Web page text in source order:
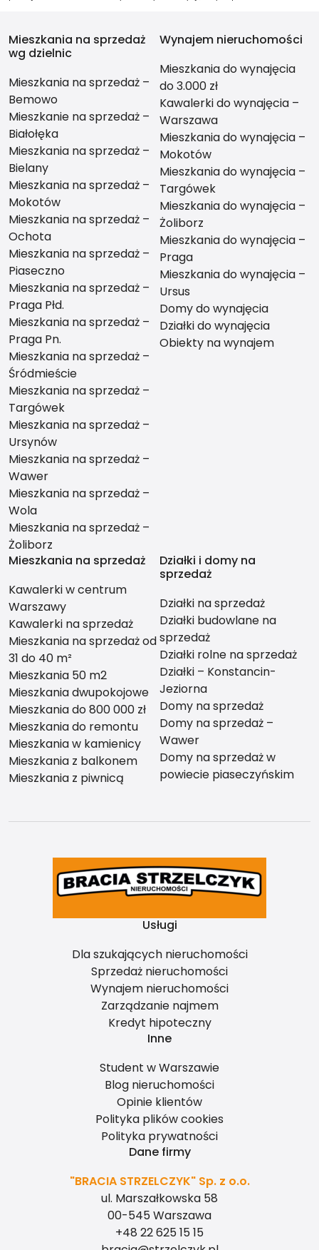
Mieszkania na sprzedaż
wg dzielnic
Mieszkania na sprzedaż –
Bemowo
Mieszkanie na sprzedaż –
Białołęka
Mieszkania na sprzedaż –
Bielany
Mieszkania na sprzedaż –
Mokotów
Mieszkania na sprzedaż –
Ochota
Mieszkania na sprzedaż –
Piaseczno
Mieszkania na sprzedaż –
Praga Płd.
Mieszkania na sprzedaż –
Praga Pn.
Mieszkania na sprzedaż –
Śródmieście
Mieszkania na sprzedaż –
Targówek
Mieszkania na sprzedaż –
Ursynów
Mieszkania na sprzedaż –
Wawer
Mieszkania na sprzedaż –
Wola
Mieszkania na sprzedaż –
Żoliborz
Wynajem nieruchomości
Mieszkania do wynajęcia
do 3.000 zł
Kawalerki do wynajęcia –
Warszawa
Mieszkania do wynajęcia –
Mokotów
Mieszkania do wynajęcia –
Targówek
Mieszkania do wynajęcia –
Żoliborz
Mieszkania do wynajęcia –
Praga
Mieszkania do wynajęcia –
Ursus
Domy do wynajęcia
Działki do wynajęcia
Obiekty na wynajem
Mieszkania na sprzedaż
Kawalerki w centrum
Warszawy
Kawalerki na sprzedaż
Mieszkania na sprzedaż od
31 do 40 m²
Mieszkania 50 m2
Mieszkania dwupokojowe
Mieszkania do 800 000 zł
Mieszkania do remontu
Mieszkania w kamienicy
Mieszkania z balkonem
Mieszkania z piwnicą
Działki i domy na
sprzedaż
Działki na sprzedaż
Działki budowlane na
sprzedaż
Działki rolne na sprzedaż
Działki – Konstancin-
Jeziorna
Domy na sprzedaż
Domy na sprzedaż –
Wawer
Domy na sprzedaż w
powiecie piaseczyńskim
Usługi
Dla szukających nieruchomości
Sprzedaż nieruchomości
Wynajem nieruchomości
Zarządzanie najmem
Kredyt hipoteczny
Inne
Student w Warszawie
Blog nieruchomości
Opinie klientów
Polityka plików cookies
Polityka prywatności
Dane firmy
"BRACIA STRZELCZYK" Sp. z o.o.
ul. Marszałkowska 58
00-545 Warszawa
+48 22 625 15 15